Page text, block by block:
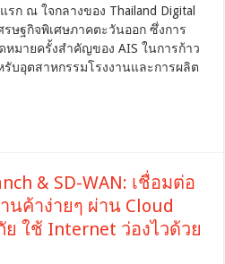
ก ณ ใจกลางของ Thailand Digital
รษฐกิจพิเศษภาคตะวันออก ซึ่งการ
หมายครั้งสำคัญของ AIS ในการก้าว
รับอุตสาหกรรมโรงงานและการผลิต
& SD-WAN: เชื่อมต่อ
นค้าง่ายๆ ผ่าน Cloud
ใช้ Internet ว่องไวด้วย